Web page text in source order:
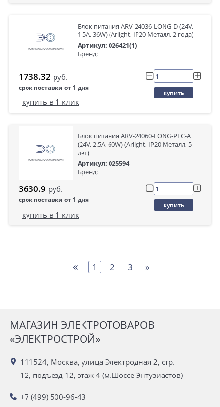
Блок питания ARV-24036-LONG-D (24V,
1.5A, 36W) (Arlight, IP20 Металл, 2 года)
Артикул: 026421(1)
Бренд:
1738.32 руб.
срок поставки от 1 дня
купить
купить в 1 клик
Блок питания ARV-24060-LONG-PFC-A
(24V, 2.5A, 60W) (Arlight, IP20 Металл, 5
лет)
Артикул: 025594
Бренд:
3630.9 руб.
срок поставки от 1 дня
купить
купить в 1 клик
« 1 2 3 »
МАГАЗИН ЭЛЕКТРОТОВАРОВ
«ЭЛЕКТРОСТРОЙ»
111524, Москва, улица Электродная 2, стр.
12, подъезд 12, этаж 4 (м.Шоссе Энтузиастов)
+7 (499) 500-96-43